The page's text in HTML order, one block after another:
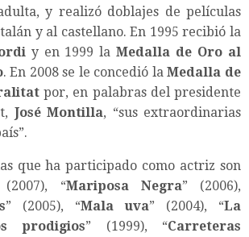
y realizó doblajes de películas
y al castellano. En 1995 recibió la
y en 1999 laMedalla de Oro al
. En 2008 se le concedió laMedalla de
por, en palabras del presidente
José Montilla, “sus extraordinarias
que ha participado como actriz son
“Mariposa Negra” (2006),
” (2005), “Mala uva” (2004), “La
prodigios” (1999), “Carreteras